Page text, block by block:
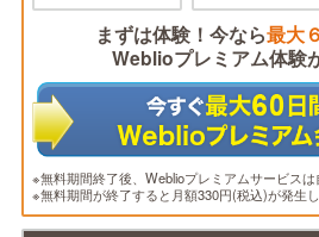
まずは体験！今なら最大
Weblioプレミアム体験
※無料期間終了後、Weblioプレミアムサービスは
※無料期間が終了すると月額330円(税込)が発生し